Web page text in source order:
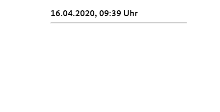
16.04.2020, 09:39 Uhr